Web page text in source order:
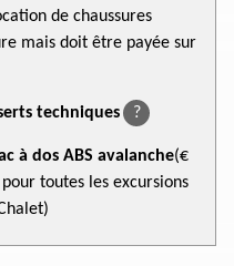
de chaussures
mais doit être payée sur
techniques ?
à dos ABS avalanche(€
toutes les excursions